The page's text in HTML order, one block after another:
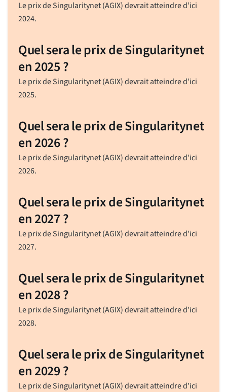
Le prix de Singularitynet (AGIX) devrait atteindre d’ici
2024.
Quel sera le prix de Singularitynet
en 2025 ?
Le prix de Singularitynet (AGIX) devrait atteindre d’ici
2025.
Quel sera le prix de Singularitynet
en 2026 ?
Le prix de Singularitynet (AGIX) devrait atteindre d’ici
2026.
Quel sera le prix de Singularitynet
en 2027 ?
Le prix de Singularitynet (AGIX) devrait atteindre d’ici
2027.
Quel sera le prix de Singularitynet
en 2028 ?
Le prix de Singularitynet (AGIX) devrait atteindre d’ici
2028.
Quel sera le prix de Singularitynet
en 2029 ?
Le prix de Singularitynet (AGIX) devrait atteindre d’ici